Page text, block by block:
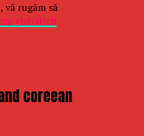
rugăm să
global/en
coreean